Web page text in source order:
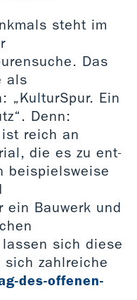
steht im
Das
als
„KulturSpur. Ein
Denn:
reich an
die es zu ent­
beispielsweise
ein Bauwerk und
sich diese
zahlreiche
des-offenen-